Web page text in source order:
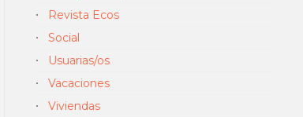
Revista Ecos
Social
Usuarias/os
Vacaciones
Viviendas